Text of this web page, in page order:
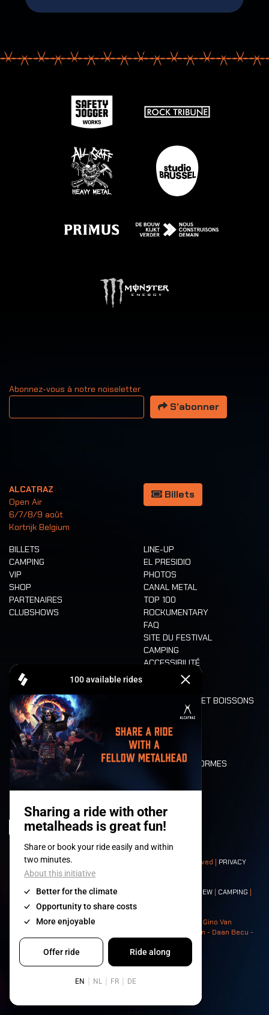
Abonnez-vous à notre noiseletter
Votre adresse email
S’abonner
ALCATRAZ
Open Air
6/7/8/9 août
Kortrijk Belgium
Billets
BILLETS
CAMPING
VIP
SHOP
PARTENAIRES
CLUBSHOWS
LINE-UP
EL PRESIDIO
PHOTOS
CANAL METAL
TOP 100
ROCKUMENTARY
FAQ
SITE DU FESTIVAL
CAMPING
ACCESSIBILITÉ
CASHLESS
ALIMENTATION ET BOISSONS
LONE WOLVES
PLAN
DEATH RIDE
VALEURS ET NORMES
HISTOIRE
© 2008-2026- Apache Productions VZW – All rights reserved | PRIVACY
POLICY|CONDITIONS GÉNÉRALES
Contact:GENERAL| PARTNERSHIPS CREW CAMPING
| NEIGHBOURS
Photos: Ann Kermans - Hans Van Hoof - Eliaz Bruggeman - Gino Van
Lancker - Tim Tronckoe - Elsie Roymans - Stijn Verbruggen - Daan Becu -
Claus Christa - Devid Camerlynck